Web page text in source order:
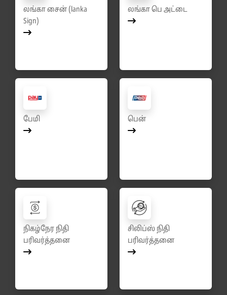
லங்கா சைன் (lanka
Sign)
லங்கா பெ அட்டை
பேமி பென்
நிகழ்நேர நிதி
பரிவர்த்தனை
சிலிப்ஸ் நிதி
பரிவர்த்தனை